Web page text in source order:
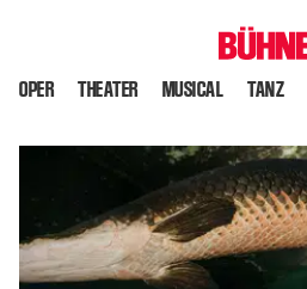
OPER THEATER MUSICAL TANZ